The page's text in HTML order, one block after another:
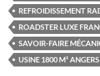
REFROIDISSEMENT
ROADSTER LUXE
SAVOIR-FAIRE
USINE 1800 M² ANGERS